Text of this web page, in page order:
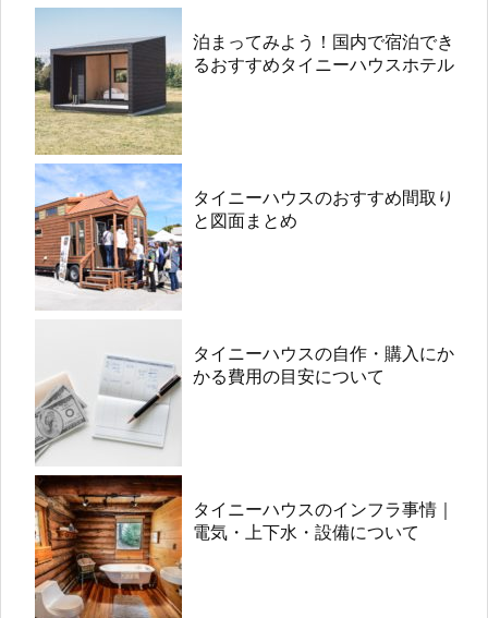
泊まってみよう！国内で宿泊でき
るおすすめタイニーハウスホテル
タイニーハウスのおすすめ間取り
と図面まとめ
タイニーハウスの自作・購入にか
かる費用の目安について
タイニーハウスのインフラ事情｜
電気・上下水・設備について